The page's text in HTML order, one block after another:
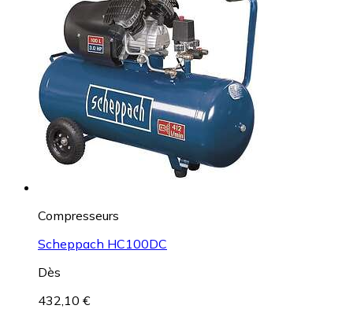
Compresseurs
Scheppach HC100DC
Dès
432,10 €